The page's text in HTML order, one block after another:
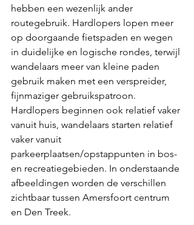
hebben een wezenlijk ander
routegebruik. Hardlopers lopen meer
op doorgaande fietspaden en wegen
in duidelijke en logische rondes, terwijl
wandelaars meer van kleine paden
gebruik maken met een verspreider,
fijnmaziger gebruikspatroon.
Hardlopers beginnen ook relatief vaker
vanuit huis, wandelaars starten relatief
vaker vanuit
parkeerplaatsen/opstappunten in bos-
en recreatiegebieden. In onderstaande
afbeeldingen worden de verschillen
zichtbaar tussen Amersfoort centrum
en Den Treek.